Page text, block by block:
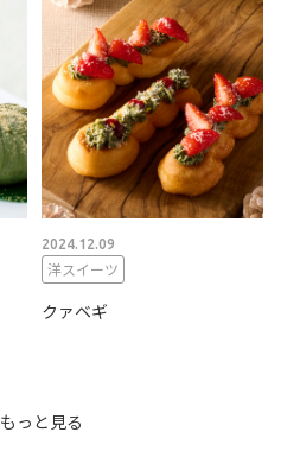
2024.12.09
洋スイーツ
クァベギ
もっと見る